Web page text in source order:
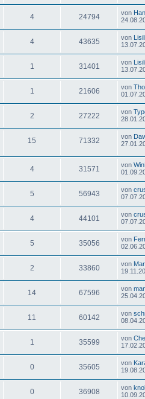
4 24794 von
4 43635 von Lisili
1 31401 von Lisili
1 21606 von
2 27222 von
15 71332 von
4 31571 von
5 56943 von
4 44101 von
5 35056 von
2 33860 von
14 67596 von
11 60142 von
1 35599 von
0 35605 von
0 36908 von